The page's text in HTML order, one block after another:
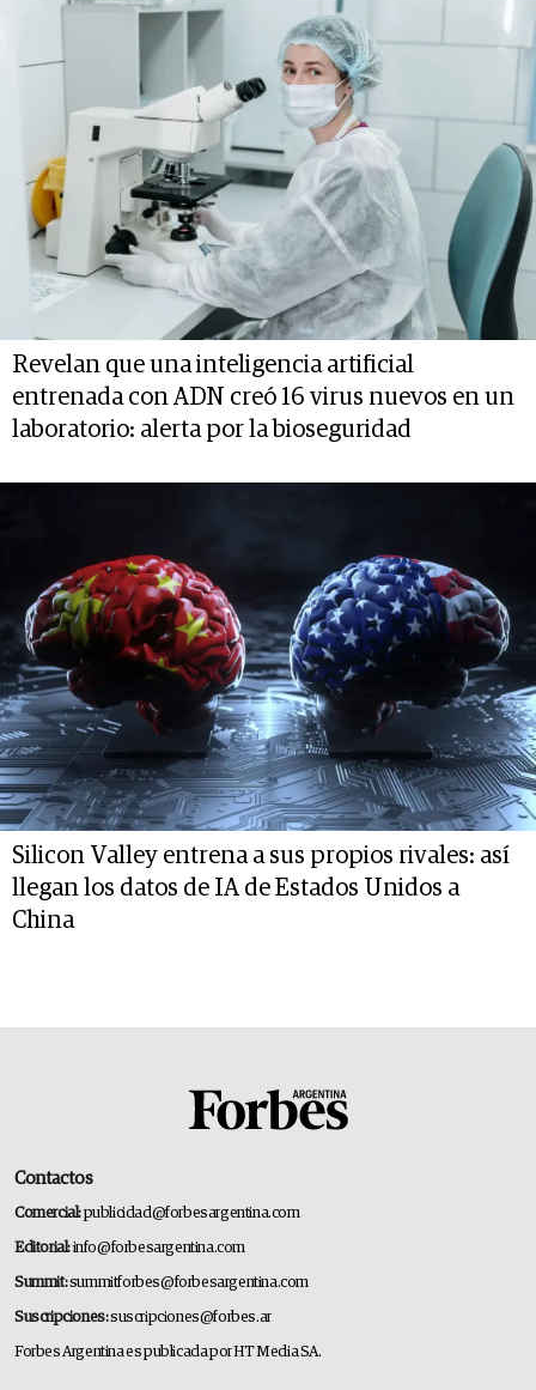
Revelan que una inteligencia artificial
entrenada con ADN creó 16 virus nuevos en un
laboratorio: alerta por la bioseguridad
Silicon Valley entrena a sus propios rivales: así
llegan los datos de IA de Estados Unidos a
China
Contactos
Comercial:publicidad@forbesargentina.com
Editorial:info@forbesargentina.com
Summit:summitforbes@forbesargentina.com
Suscripciones:suscripciones@forbes.ar
Forbes Argentina es publicada por HT Media SA.